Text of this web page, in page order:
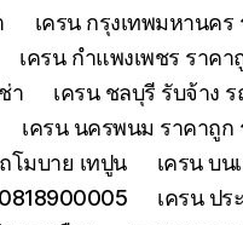
เครน กรุงเทพมหานคร
เครน กำแพงเพชร ราค
า
เครน ชลบุรี รับจ้าง
เครน นครพนม ราคาถูก
โมบาย เทปูน
เครน บน
เครน ปร